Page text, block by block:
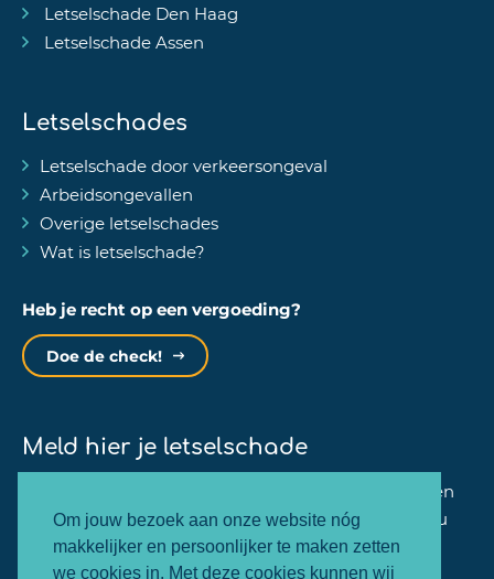
Om jouw bezoek aan onze website nóg
makkelijker en persoonlijker te maken zetten
we cookies in. Met deze cookies kunnen wij
Letselschade Den Haag
Letselschade Assen
Letselschades
Letselschade door verkeersongeval
Arbeidsongevallen
Overige letselschades
Wat is letselschade?
Heb je recht op een vergoeding?
Doe de check!
Meld hier je letselschade
Binnen één minuut kan jij je zaak bij ons aanmelden
en zullen wij dezelfde werkdag nog contact met jou
opnemen.